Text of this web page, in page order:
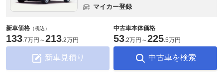
マイカー登録
新車価格 （税込）
133.7万円 ～213.2万円
新車見積り
中古車本体価格
53.2万円 ～225.5万円
中古車を検索